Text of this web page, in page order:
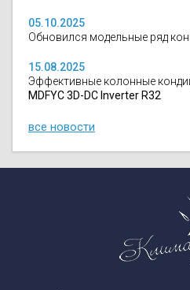
05.10.2025
Обновился модельные ряд
15.08.2025
Эффективные колонные
MDFYC 3D-DC Inverter R32
все новости